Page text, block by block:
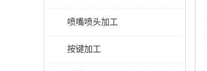
喷嘴喷头加工
按键加工